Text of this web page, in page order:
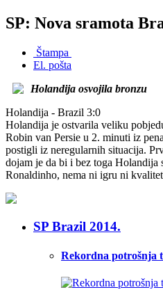
SP: Nova sramota
Štampa
El. pošta
Holandija osvojila bronzu
Holandija - Brazil 3:0
Holandija je ostvarila veliku
Robin van Persie u 2. minuti iz
postigli iz neregularnih situacija.
dojam je da bi i bez toga Holandija
Ronaldinho, nema ni igru ni
SP Brazil 2014.
Rekordna potrošnja